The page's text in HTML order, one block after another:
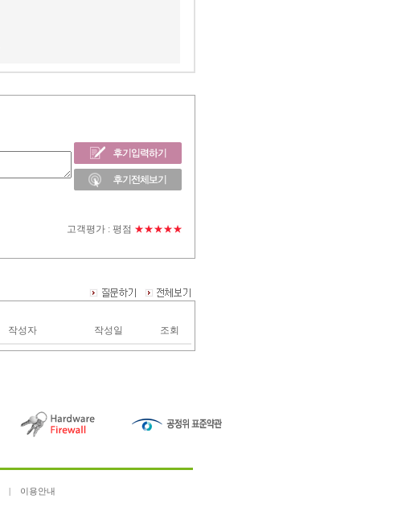
고객평가 : 평점 ★★★★★
작성자 작성일 조회
이용안내